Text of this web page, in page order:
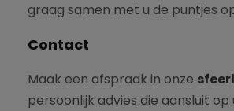
graag samen met u de puntjes
Contact
Maak een afspraak in onze
persoonlijk advies die aansluit op